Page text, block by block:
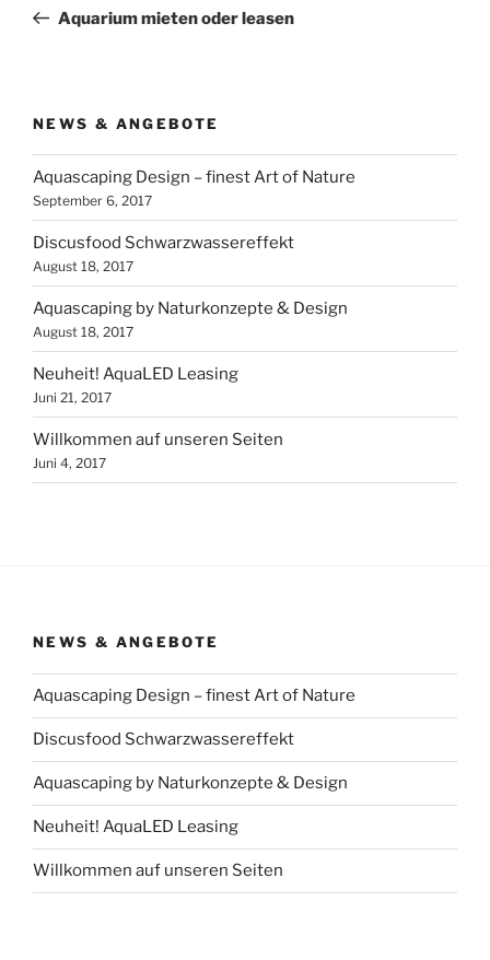
Beitrag
Aquarium mieten oder leasen
NEWS & ANGEBOTE
Aquascaping Design – finest Art of Nature
September 6, 2017
Discusfood Schwarzwassereffekt
August 18, 2017
Aquascaping by Naturkonzepte & Design
August 18, 2017
Neuheit! AquaLED Leasing
Juni 21, 2017
Willkommen auf unseren Seiten
Juni 4, 2017
NEWS & ANGEBOTE
Aquascaping Design – finest Art of Nature
Discusfood Schwarzwassereffekt
Aquascaping by Naturkonzepte & Design
Neuheit! AquaLED Leasing
Willkommen auf unseren Seiten